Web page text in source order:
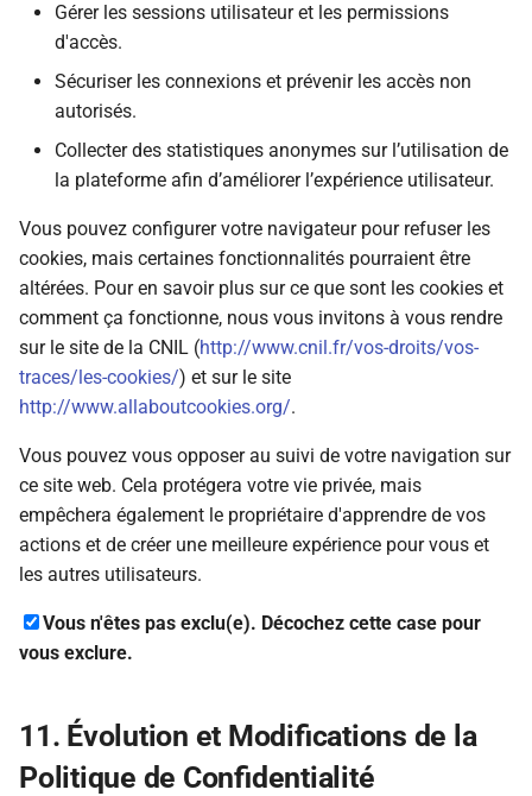
Gérer les sessions utilisateur et les permissions
d'accès.
Sécuriser les connexions et prévenir les accès non
autorisés.
Collecter des statistiques anonymes sur l’utilisation de
la plateforme afin d’améliorer l’expérience utilisateur.
Vous pouvez configurer votre navigateur pour refuser les
cookies, mais certaines fonctionnalités pourraient être
altérées. Pour en savoir plus sur ce que sont les cookies et
comment ça fonctionne, nous vous invitons à vous rendre
sur le site de la CNIL (http://www.cnil.fr/vos-droits/vos-
traces/les-cookies/) et sur le site
http://www.allaboutcookies.org/.
Vous pouvez vous opposer au suivi de votre navigation sur
ce site web. Cela protégera votre vie privée, mais
empêchera également le propriétaire d'apprendre de vos
actions et de créer une meilleure expérience pour vous et
les autres utilisateurs.
Vous n'êtes pas exclu(e). Décochez cette case pour
vous exclure.
11. Évolution et Modifications de la
Politique de Confidentialité